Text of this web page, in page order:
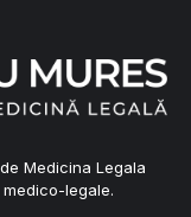
Medicina Legala
legale.